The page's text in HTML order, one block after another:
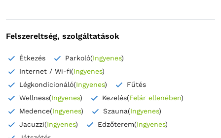
Felszereltség, szolgáltatások
Étkezés Parkoló(Ingyenes)
Internet / Wi-fi(Ingyenes)
Légkondicionáló(Ingyenes)
Fűtés
Wellness(Ingyenes) Kezelés(Felár ellenében)
Medence(Ingyenes) Szauna(Ingyenes)
Jacuzzi(Ingyenes) Edzőterem(Ingyenes)